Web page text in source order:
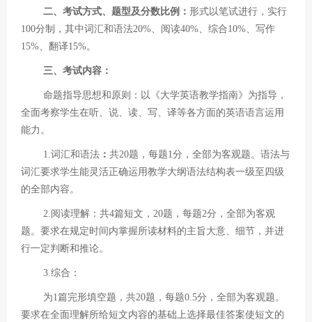
二、考试方式、题型及分数比例： 形式以笔试进行，实行
100分制，其中词汇和语法20%、阅读40%、综合10%、写作
15%、翻译15%。
三、考试内容：
命题指导思想和原则：以《大学英语教学指南》为指导，
全面考察学生在听、说、读、写、译等各方面的英语语言运用
能力。
1.词汇和语法 ： 共20题，每题1分，全部为客观题。语法与
词汇要求学生能灵活正确运用教学大纲语法结构表一级至四级
的全部内容。
2.阅读理解：共4篇短文，20题，每题2分，全部为客观
题。要求在规定时间内掌握所读材料的主旨大意、细节，并进
行一定判断和推论。
3.综合：
为1篇完形填空题，共20题，每题0.5分，全部为客观题。
要求在全面理解所给短文内容的基础上选择最佳答案使短文的